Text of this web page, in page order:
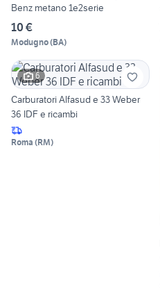
Benz metano 1e2serie
10 €
Modugno(BA)
6
Carburatori Alfasud e 33 Weber
36 IDF e ricambi
Roma (RM)